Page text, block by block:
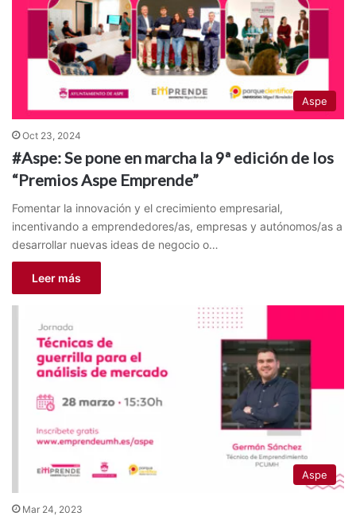
Aspe
Oct 23, 2024
#Aspe: Se pone en marcha la 9ª edición de los
“Premios Aspe Emprende”
Fomentar la innovación y el crecimiento empresarial,
incentivando a emprendedores/as, empresas y autónomos/as a
desarrollar nuevas ideas de negocio o…
Leer más
Aspe
Mar 24, 2023